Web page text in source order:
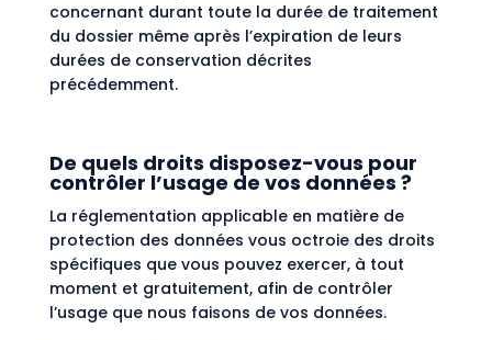
concernant durant toute la durée de traitement
du dossier même après l’expiration de leurs
durées de conservation décrites
précédemment.
De quels droits disposez-vous pour
contrôler l’usage de vos données ?
La réglementation applicable en matière de
protection des données vous octroie des droits
spécifiques que vous pouvez exercer, à tout
moment et gratuitement, afin de contrôler
l’usage que nous faisons de vos données.